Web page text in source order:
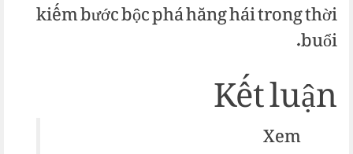
kiếm bước bộc phá hăng hái trong thời
buổi.
Kết luận
Xem